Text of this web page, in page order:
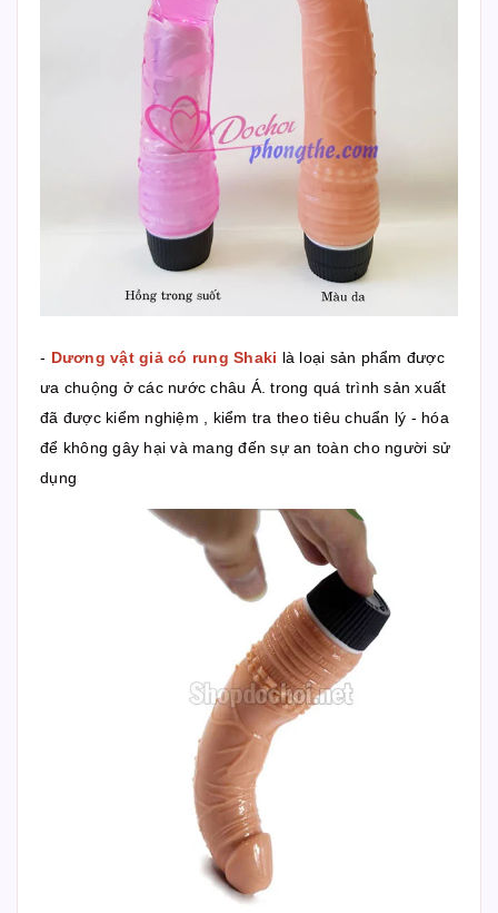
- Dương vật giả có rung Shaki là loại sản phẩm được
ưa chuộng ở các nước châu Á. trong quá trình sản xuất
đã được kiểm nghiệm , kiểm tra theo tiêu chuẩn lý - hóa
để không gây hại và mang đến sự an toàn cho người sử
dụng